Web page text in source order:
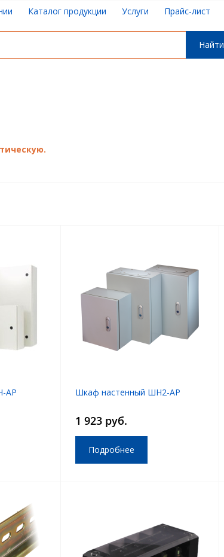
Каталог продукции Услуги Прайс-лист
Найти
АР Шкаф настенный ШН2-АР
1 923 руб.
Подробнее